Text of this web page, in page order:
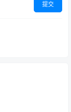
提交